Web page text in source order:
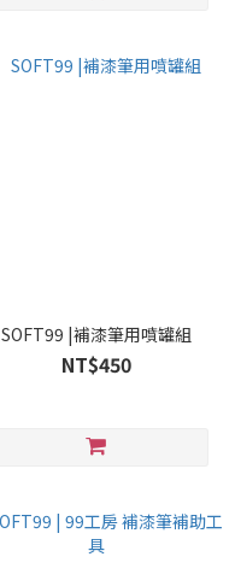
SOFT99 |補漆筆用噴罐組
NT$450